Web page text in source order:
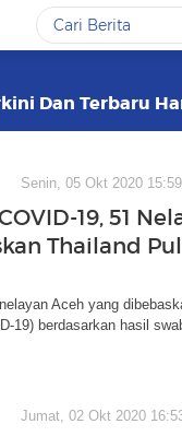
Dan Terbaru
Senin, 05 Okt 2020
19, 51
Thailand
Aceh yang
19) berdasarkan hasil
Jumat, 02 Okt 2020